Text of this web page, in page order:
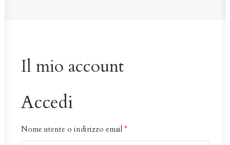
Il mio account
Accedi
Nome utente o indirizzo email *